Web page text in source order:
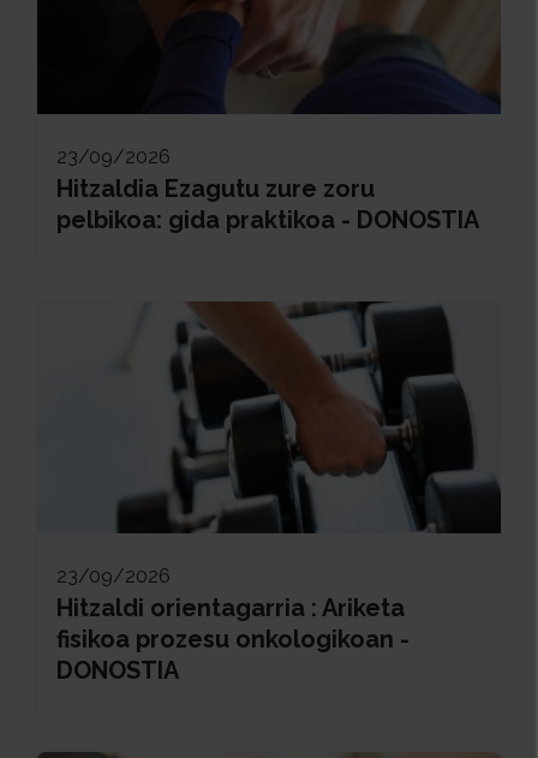
23/09/2026
Hitzaldia Ezagutu zure zoru
pelbikoa: gida praktikoa - DONOSTIA
23/09/2026
Hitzaldi orientagarria : Ariketa
fisikoa prozesu onkologikoan -
DONOSTIA